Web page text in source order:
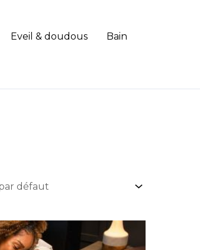
Eveil & doudous
Bain
Ce
produit